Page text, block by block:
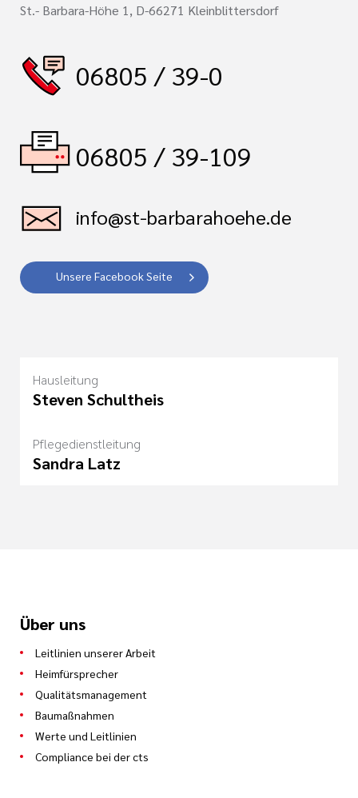
St.- Barbara-Höhe 1, D-66271 Kleinblittersdorf
06805 / 39-0
06805 / 39-109
info@st-barbarahoehe.de
Unsere Facebook Seite
Hausleitung
Steven Schultheis
Pflegedienstleitung
Sandra Latz
Über uns
Leitlinien unserer Arbeit
Heimfürsprecher
Qualitätsmanagement
Baumaßnahmen
Werte und Leitlinien
Compliance bei der cts